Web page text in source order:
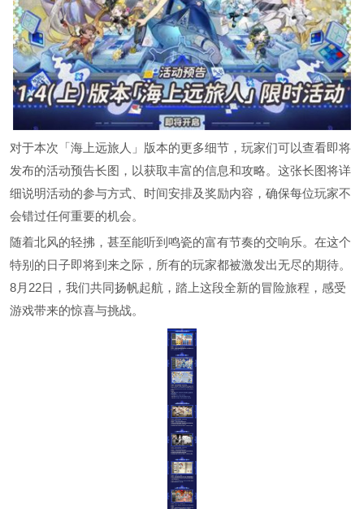
对于本次「海上远旅人」版本的更多细节，玩家们可以查看即将
发布的活动预告长图，以获取丰富的信息和攻略。这张长图将详
细说明活动的参与方式、时间安排及奖励内容，确保每位玩家不
会错过任何重要的机会。
随着北风的轻拂，甚至能听到鸣瓷的富有节奏的交响乐。在这个
特别的日子即将到来之际，所有的玩家都被激发出无尽的期待。
8月22日，我们共同扬帆起航，踏上这段全新的冒险旅程，感受
游戏带来的惊喜与挑战。